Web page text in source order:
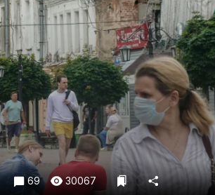
Праздники
Происшествия
Спорт
Экономика и бизнес
ПРОЕКТЫ
Блоги
Издания
Медиаперсона
Интересное чтиво
69 30067